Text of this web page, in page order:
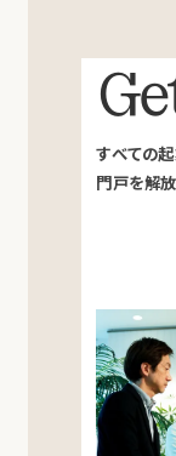
すべての起
門戸を解放